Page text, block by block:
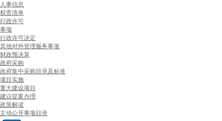
人事信息
权责清单
行政许可
事项
行政许可决定
其他对外管理服务事项
财政预决算
政府采购
政府集中采购目录及标准
项目实施
重大建设项目
建议提案办理
政策解读
主动公开事项目录